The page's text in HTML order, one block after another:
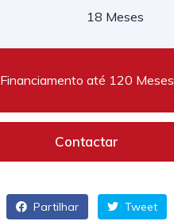
18 Meses
Financiamento até 120 Meses
Contactar
Partilhar Tweet